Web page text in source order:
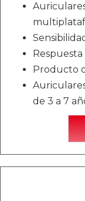
Producto
de 3 a 7